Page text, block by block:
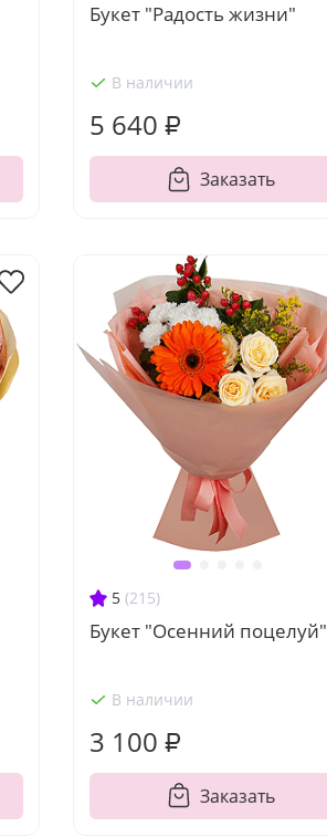
Букет "Радость жизни"
В наличии
5 640 ₽
Заказать
5 (215)
Букет "Осенний поцелуй"
В наличии
3 100 ₽
Заказать